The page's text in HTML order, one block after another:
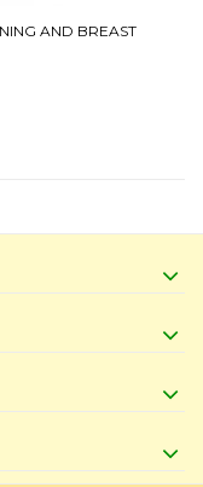
AND BREAST